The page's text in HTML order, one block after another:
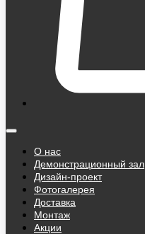
О нас
Демонстрационный зал
Дизайн-проект
Фотогалерея
Доставка
Монтаж
Акции